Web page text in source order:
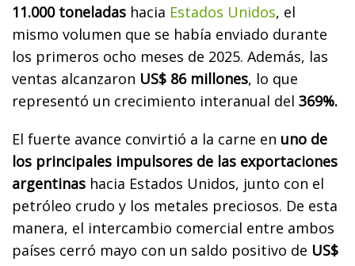
11.000 toneladas hacia Estados Unidos, el
mismo volumen que se había enviado durante
los primeros ocho meses de 2025. Además, las
ventas alcanzaron US$ 86 millones, lo que
representó un crecimiento interanual del 369%.
El fuerte avance convirtió a la carne en uno de
los principales impulsores de las exportaciones
argentinas hacia Estados Unidos, junto con el
petróleo crudo y los metales preciosos. De esta
manera, el intercambio comercial entre ambos
países cerró mayo con un saldo positivo de US$